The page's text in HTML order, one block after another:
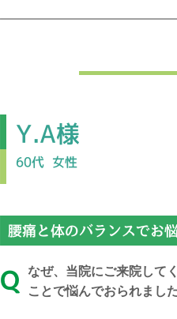
Y.A様
60代 女性
腰痛と体のバランスでお
Q
なぜ、当院にご来院して
ことで悩んでおられまし